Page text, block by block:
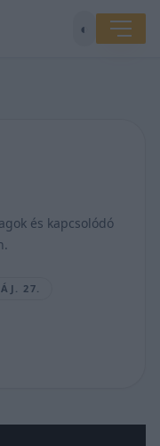
◐
és kapcsolódó
27.